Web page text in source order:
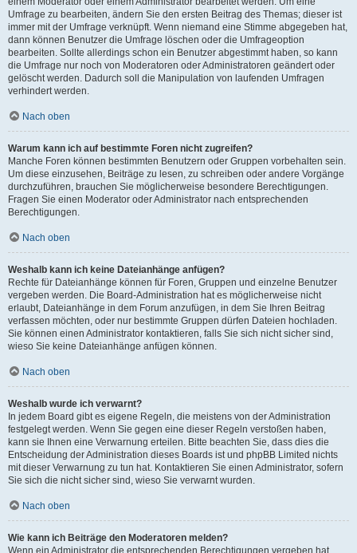
Umfrage zu bearbeiten, ändern Sie den ersten Beitrag des Themas; dieser ist
immer mit der Umfrage verknüpft. Wenn niemand eine Stimme abgegeben hat,
dann können Benutzer die Umfrage löschen oder die Umfrageoption
bearbeiten. Sollte allerdings schon ein Benutzer abgestimmt haben, so kann
die Umfrage nur noch von Moderatoren oder Administratoren geändert oder
gelöscht werden. Dadurch soll die Manipulation von laufenden Umfragen
verhindert werden.
Nach oben
Warum kann ich auf bestimmte Foren nicht zugreifen?
Manche Foren können bestimmten Benutzern oder Gruppen vorbehalten sein.
Um diese einzusehen, Beiträge zu lesen, zu schreiben oder andere Vorgänge
durchzuführen, brauchen Sie möglicherweise besondere Berechtigungen.
Fragen Sie einen Moderator oder Administrator nach entsprechenden
Berechtigungen.
Nach oben
Weshalb kann ich keine Dateianhänge anfügen?
Rechte für Dateianhänge können für Foren, Gruppen und einzelne Benutzer
vergeben werden. Die Board-Administration hat es möglicherweise nicht
erlaubt, Dateianhänge in dem Forum anzufügen, in dem Sie Ihren Beitrag
verfassen möchten, oder nur bestimmte Gruppen dürfen Dateien hochladen.
Sie können einen Administrator kontaktieren, falls Sie sich nicht sicher sind,
wieso Sie keine Dateianhänge anfügen können.
Nach oben
Weshalb wurde ich verwarnt?
In jedem Board gibt es eigene Regeln, die meistens von der Administration
festgelegt werden. Wenn Sie gegen eine dieser Regeln verstoßen haben,
kann sie Ihnen eine Verwarnung erteilen. Bitte beachten Sie, dass dies die
Entscheidung der Administration dieses Boards ist und phpBB Limited nichts
mit dieser Verwarnung zu tun hat. Kontaktieren Sie einen Administrator, sofern
Sie sich die nicht sicher sind, wieso Sie verwarnt wurden.
Nach oben
Wie kann ich Beiträge den Moderatoren melden?
Wenn ein Administrator die entsprechenden Berechtigungen vergeben hat,